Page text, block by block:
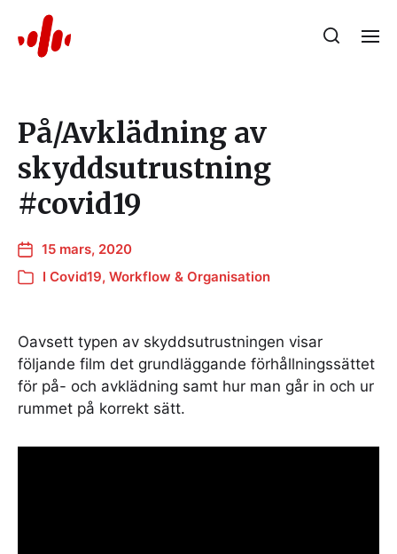
På/Avklädning av
skyddsutrustning
#covid19
15 mars, 2020
I Covid19, Workflow & Organisation
Oavsett typen av skyddsutrustningen visar
följande film det grundläggande förhållningssättet
för på- och avklädning samt hur man går in och ur
rummet på korrekt sätt.